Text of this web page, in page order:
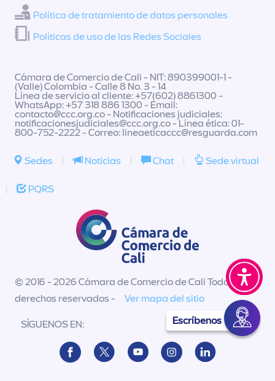
Escríbenos
Política de tratamiento de datos personales
Políticas de uso de las Redes Sociales
Cámara de Comercio de Cali - NIT: 890399001-1 -
(Valle) Colombia - Calle 8 No. 3 - 14
Línea de servicio al cliente: +57(602) 8861300 -
WhatsApp: +57 318 886 1300 - Email:
contacto@ccc.org.co- Notificaciones judiciales:
notificacionesjudiciales@ccc.org.co- Línea ética: 01-
800-752-2222 - Correo: lineaeticaccc@resguarda.com
Sedes | Noticias | Chat | Sede virtual
| PQRS
© 2016 - 2026 Cámara de Comercio de Cali Todos los
derechos reservados -
Ver mapa del sitio
SÍGUENOS EN: